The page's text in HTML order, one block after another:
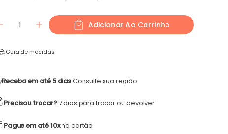
1 Adicionar Ao Carrinho
Guia de medidas
Receba em até 5 diasConsulte sua região.
Precisou trocar?7 dias para trocar ou devolver
Pague em até 10xno cartão